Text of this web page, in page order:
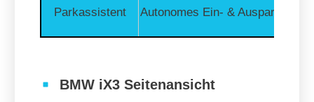
Parkassistent Autonomes Ein- & Ausparken
BMW iX3 Seitenansicht